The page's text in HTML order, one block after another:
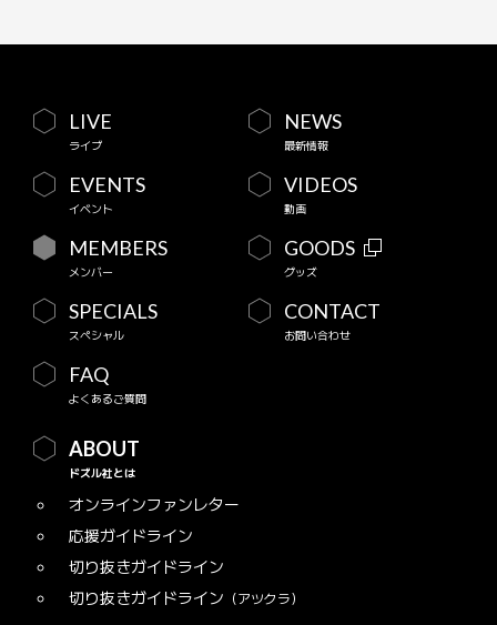
LIVE
ライブ
NEWS
最新情報
EVENTS
イベント
VIDEOS
動画
MEMBERS
メンバー
GOODS
グッズ
SPECIALS
スペシャル
CONTACT
お問い合わせ
FAQ
よくあるご質問
ABOUT
ドズル社とは
オンラインファンレター
応援ガイドライン
切り抜きガイドライン
切り抜きガイドライン （アツクラ）